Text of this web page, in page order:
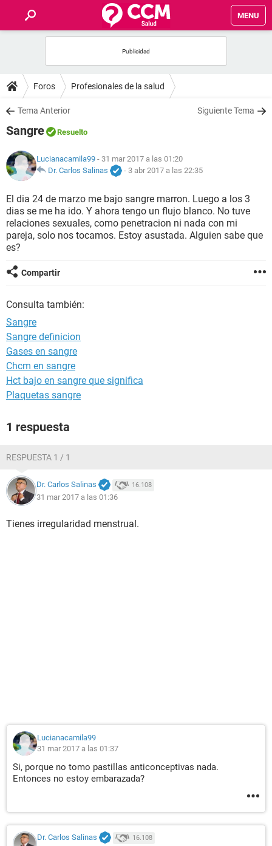
MENU
FOROS
SALUD
FAMILIA
NUTRICIÓN
BIENESTAR
SEXUALIDAD
GLOSARIO
Foros Profesionales de la salud
Tema Anterior Siguiente Tema
Sangre Resuelto
Lucianacamila99 - 31 mar 2017 a las 01:20
Dr. Carlos Salinas
- 3 abr 2017 a las 22:35
El dia 24 de marzo me bajo sangre marron. Luego a los 3
dias se me ha ido. Y ahora tengo un flujo blanco. No tuve
relaciones sexuales, como penetracion ni nada con mi
pareja, solo nos tocamos. Estoy asustada. Alguien sabe que
es?
Compartir
Consulta también:
Sangre
Sangre definicion
Gases en sangre
Chcm en sangre
Hct bajo en sangre que significa
Plaquetas sangre
1 respuesta
RESPUESTA 1 / 1
Dr. Carlos Salinas 16.108
31 mar 2017 a las 01:36
Tienes irregularidad menstrual.
Lucianacamila99
31 mar 2017 a las 01:37
Si, porque no tomo pastillas anticonceptivas nada.
Entonces no estoy embarazada?
Dr. Carlos Salinas 16.108